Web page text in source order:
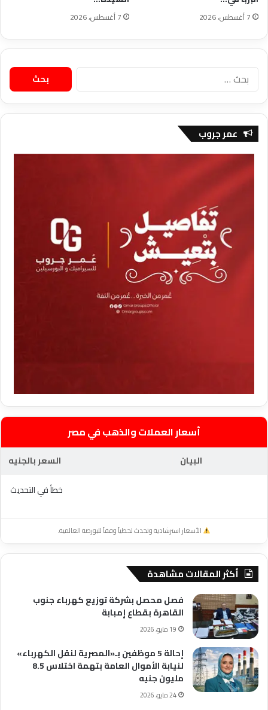
7 أغسطس، 2026 7 أغسطس، 2026
البحث
عن:
عمر جروب
أسعار العملات والذهب في مصر
البيان
السعر بالجنيه
خطأ في التحديث
الأسعار استرشادية وتحدث لحظياً وفقاً للبورصة العالمية.
أكثر المقالات مشاهدة
فصل محصل بشركة توزيع كهرباء جنوب
القاهرة بقطاع إمبابة
19 مايو، 2026
إحالة 5 موظفين بـ«المصرية لنقل الكهرباء»
لنيابة الأموال العامة بتهمة اختلاس 8.5
مليون جنيه
24 مايو، 2026